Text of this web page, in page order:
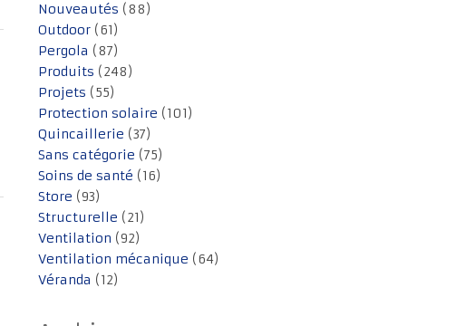
Nouveautés (88)
Outdoor (61)
Pergola (87)
Produits (248)
Projets (55)
Protection solaire (101)
Quincaillerie (37)
Sans catégorie (75)
Soins de santé (16)
Store (93)
Structurelle (21)
Ventilation (92)
Ventilation mécanique (64)
Véranda (12)